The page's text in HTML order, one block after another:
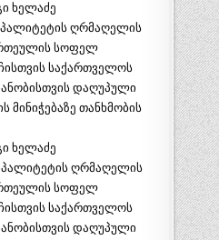
ხელაძე
ღრმაღელის
სოფელ
საქართველოს
დაღუპული
მინიჭებაზე თანხმობის
ხელაძე
ღრმაღელის
სოფელ
საქართველოს
დაღუპული